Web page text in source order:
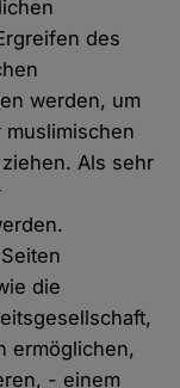
des
werden, um
Als sehr
die
ermöglichen,
- einem